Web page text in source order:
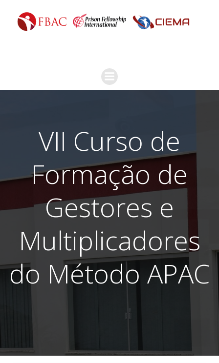
VII Curso de
Formação de
Gestores e
Multiplicadores
do Método APAC